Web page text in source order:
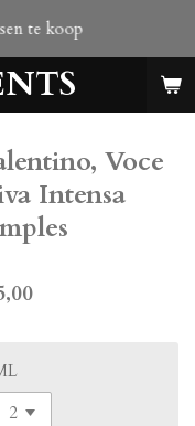
te koop
Voce
Intensa